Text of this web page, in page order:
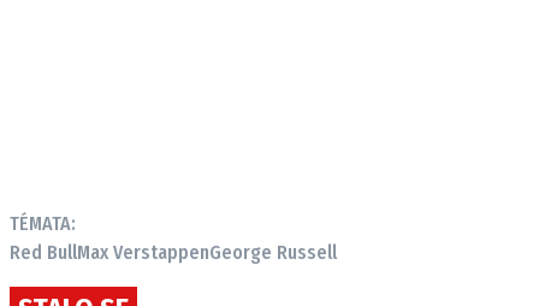
TÉMATA:
Red BullMax VerstappenGeorge Russell